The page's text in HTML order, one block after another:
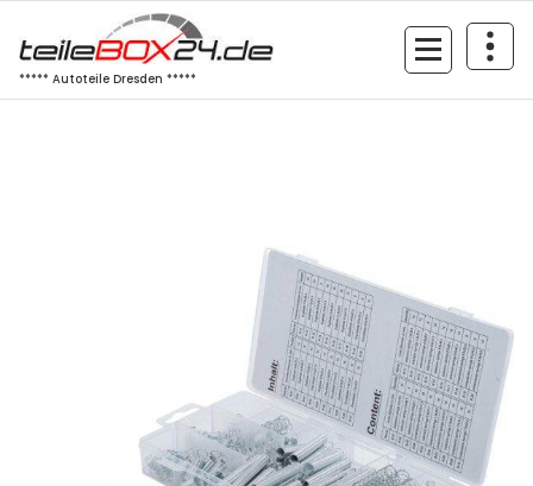
Inhalt
springen
***** Autoteile Dresden *****